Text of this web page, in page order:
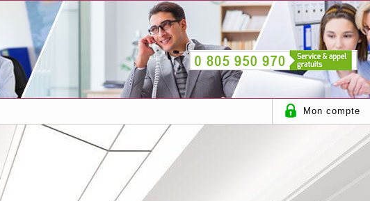
Mon compte